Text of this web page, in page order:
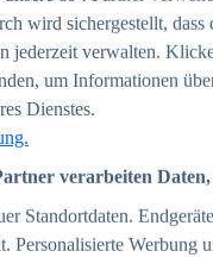
39.000 Online-Shops
wird sichergestellt,
jederzeit verwalten.
um Informationen
Dienstes.
verarbeiten
Standortdaten.
Personalisierte Werbung